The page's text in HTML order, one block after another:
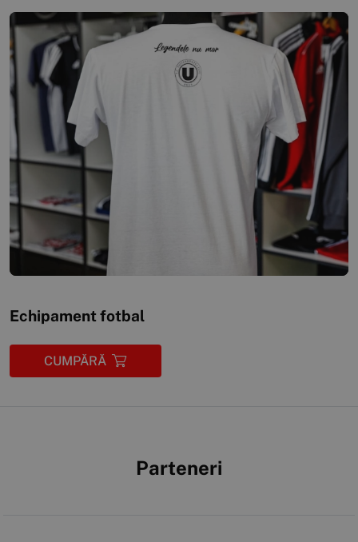
Echipament fotbal
CUMPĂRĂ
Parteneri